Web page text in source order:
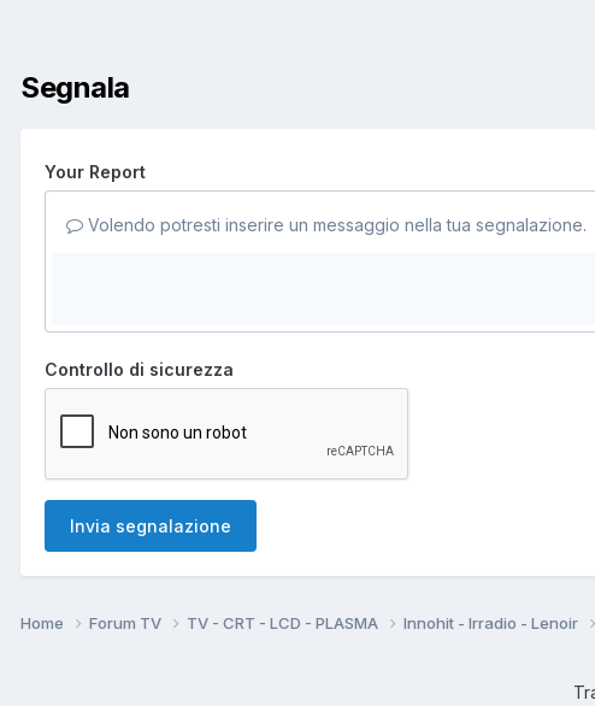
Segnala
Your Report
Volendo potresti inserire un messaggio nella tua segnalazione.
Controllo di sicurezza
Invia segnalazione
Home Forum TV TV - CRT - LCD - PLASMA Innohit - Irradio - Lenoir